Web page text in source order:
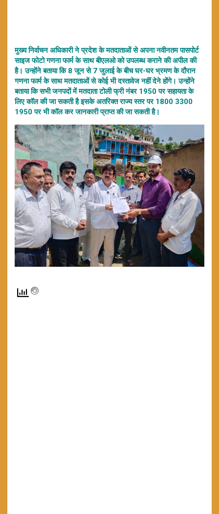
मुख्य निर्वाचन अधिकारी ने प्रदेश के मतदाताओं से अपना नवीनतम पासपोर्ट
साइज फोटो गणना फार्म के साथ बीएलओ को उपलब्ध कराने की अपील की
है। उन्होंने बताया कि 8 जून से 7 जुलाई के बीच घर-घर भ्रमण के दौरान
गणना फार्म के साथ मतदाताओं से कोई भी दस्तावेज नहीं देने होंगे। उन्होंने
बताया कि सभी जनपदों में मतदाता टोली फ्री नंबर 1950 पर सहायता के
लिए कॉल की जा सकती है इसके अतरिक्त राज्य स्तर पर 1800 3300
1950 पर भी कॉल कर जानकारी प्राप्त की जा सकती है।